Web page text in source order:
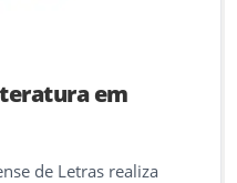
em
de Letras realiza